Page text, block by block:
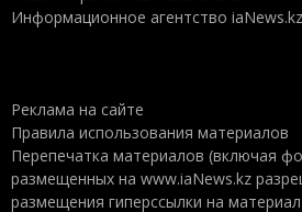
Информационное агентство iaNews.kz
Реклама на сайте
Правила использования материалов
Перепечатка материалов (включая
размещенных на www.iaNews.kz
размещения гиперссылки на